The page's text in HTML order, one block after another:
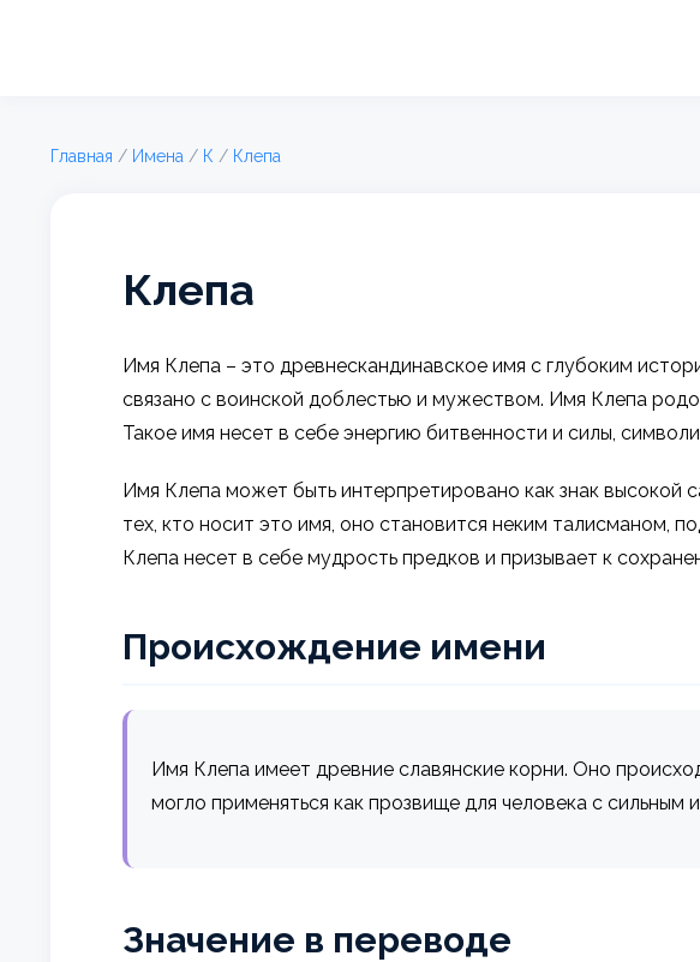
Главная / Имена / К / Клепа
Клепа
Имя Клепа – это древнескандинавское имя с глубоким
связано с воинской доблестью и мужеством. Имя Клепа
Такое имя несет в себе энергию битвенности и силы,
Имя Клепа может быть интерпретировано как знак высокой
тех, кто носит это имя, оно становится неким
Клепа несет в себе мудрость предков и призывает к
Происхождение имени
Имя Клепа имеет древние славянские корни. Оно
могло применяться как прозвище для человека с сильным
Значение в переводе